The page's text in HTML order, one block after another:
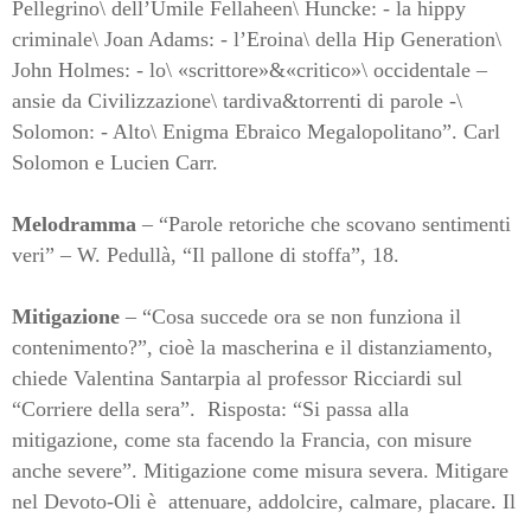
Pellegrino\ dell’Umile Fellaheen\ Huncke: - la hippy
criminale\ Joan Adams: - l’Eroina\ della Hip Generation\
John Holmes: - lo\ «scrittore»&«critico»\ occidentale –
ansie da Civilizzazione\ tardiva&torrenti di parole -\
Solomon: - Alto\ Enigma Ebraico Megalopolitano”. Carl
Solomon e Lucien Carr.
Melodramma – “Parole retoriche che scovano sentimenti
veri” – W. Pedullà, “Il pallone di stoffa”, 18.
Mitigazione – “Cosa succede ora se non funziona il
contenimento?”, cioè la mascherina e il distanziamento,
chiede Valentina Santarpia al professor Ricciardi sul
“Corriere della sera”. Risposta: “Si passa alla
mitigazione, come sta facendo la Francia, con misure
anche severe”. Mitigazione come misura severa. Mitigare
nel Devoto-Oli è attenuare, addolcire, calmare, placare. Il